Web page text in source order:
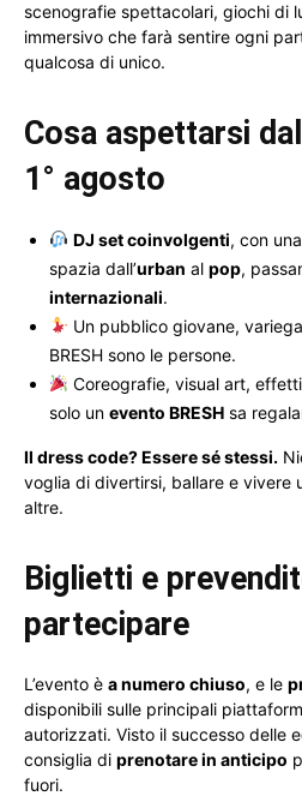
scenografie spettacolari, giochi di
immersivo che farà sentire ogni
qualcosa di unico.
Cosa aspettarsi
1° agosto
DJ set coinvolgenti, con
spazia dall’urban al pop,
internazionali.
Un pubblico giovane,
BRESH sono le persone.
Coreografie, visual art,
solo un evento BRESH sa
Il dress code? Essere sé stessi.
voglia di divertirsi, ballare e vivere
altre.
Biglietti e
partecipare
L’evento è a numero chiuso, e le
disponibili sulle principali
autorizzati. Visto il successo delle
consiglia di prenotare in anticipo
fuori.